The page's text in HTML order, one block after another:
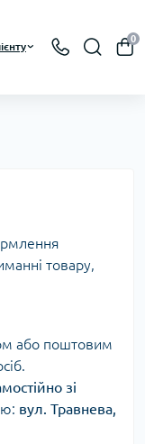
0
товару,
або поштовим
зі
вул. Травнева,